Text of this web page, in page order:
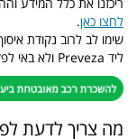
ריכזנו את כלל המידע
לחצו כאן.
שימו לב לרוב נקודת
ליד Preveza ולא באי
מה צריך לדעת